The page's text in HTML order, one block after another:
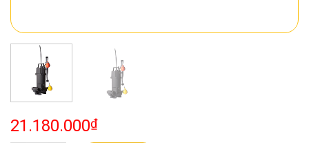
21.180.000₫